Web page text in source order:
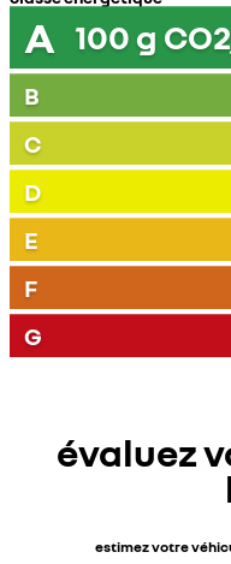
A 100 g
B
C
D
E
F
G
évaluez
estimez votre